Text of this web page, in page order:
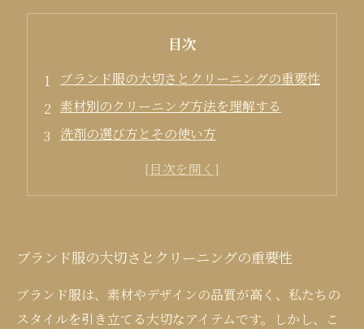
目次
ブランド服の大切さとクリーニングの重要性
素材別のクリーニング方法を理解する
洗剤の選び方とその使い方
洗濯機の使い方と注意点
ブランド服の大切さとクリーニングの重要性
ブランド服は、素材やデザインの品質が高く、私たちの
スタイルを引き立てる大切なアイテムです。しかし、こ